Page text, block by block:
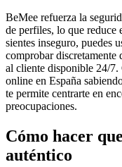
BeMee refuerza la
de perfiles, lo que reduce
sientes inseguro, puedes
comprobar discretamente
al cliente disponible 24/7.
online en España
te permite centrarte en
preocupaciones.
Cómo hacer
auténtico